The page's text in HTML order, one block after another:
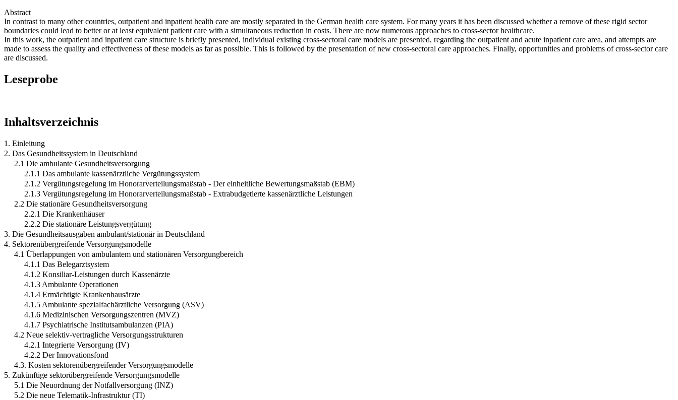
Abstract
In contrast to many other countries, outpatient and inpatient health care are mostly separated in the German health care system. For many years it has been discussed whether a remove of these rigid sector
boundaries could lead to better or at least equivalent patient care with a simultaneous reduction in costs. There are now numerous approaches to cross-sector healthcare.
In this work, the outpatient and inpatient care structure is briefly presented, individual existing cross-sectoral care models are presented, regarding the outpatient and acute inpatient care area, and attempts are
made to assess the quality and effectiveness of these models as far as possible. This is followed by the presentation of new cross-sectoral care approaches. Finally, opportunities and problems of cross-sector care
are discussed.
Leseprobe
Inhaltsverzeichnis
1. Einleitung
2. Das Gesundheitssystem in Deutschland
2.1 Die ambulante Gesundheitsversorgung
2.1.1 Das ambulante kassenärztliche Vergütungssystem
2.1.2 Vergütungsregelung im Honorarverteilungsmaßstab - Der einheitliche Bewertungsmaßstab (EBM)
2.1.3 Vergütungsregelung im Honorarverteilungsmaßstab - Extrabudgetierte kassenärztliche Leistungen
2.2 Die stationäre Gesundheitsversorgung
2.2.1 Die Krankenhäuser
2.2.2 Die stationäre Leistungsvergütung
3. Die Gesundheitsausgaben ambulant/stationär in Deutschland
4. Sektorenübergreifende Versorgungsmodelle
4.1 Überlappungen von ambulantem und stationären Versorgungbereich
4.1.1 Das Belegarztsystem
4.1.2 Konsiliar-Leistungen durch Kassenärzte
4.1.3 Ambulante Operationen
4.1.4 Ermächtigte Krankenhausärzte
4.1.5 Ambulante spezialfachärztliche Versorgung (ASV)
4.1.6 Medizinischen Versorgungszentren (MVZ)
4.1.7 Psychiatrische Institutsambulanzen (PIA)
4.2 Neue selektiv-vertragliche Versorgungsstrukturen
4.2.1 Integrierte Versorgung (IV)
4.2.2 Der Innovationsfond
4.3. Kosten sektorenübergreifender Versorgungsmodelle
5. Zukünftige sektorübergreifende Versorgungsmodelle
5.1 Die Neuordnung der Notfallversorgung (INZ)
5.2 Die neue Telematik-Infrastruktur (TI)